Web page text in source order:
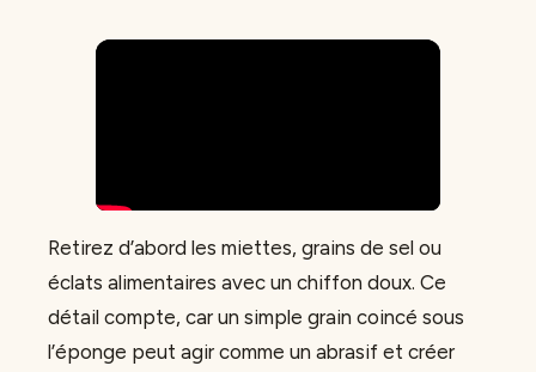
Retirez d’abord les miettes, grains de sel ou
éclats alimentaires avec un chiffon doux. Ce
détail compte, car un simple grain coincé sous
l’éponge peut agir comme un abrasif et créer